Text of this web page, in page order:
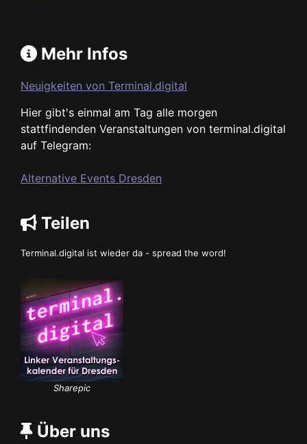
Mehr Infos
Neuigkeiten von Terminal.digital
Hier gibt's einmal am Tag alle morgen
stattfindenden Veranstaltungen von terminal.digital
auf Telegram:
Alternative Events Dresden
Teilen
Terminal.digital ist wieder da - spread the word!
Sharepic
Über uns